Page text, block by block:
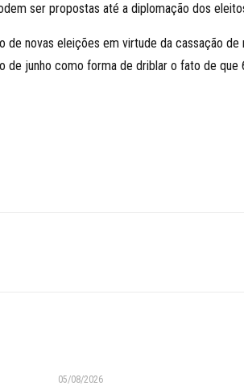
ser propostas até a diplomação dos
de novas eleições em virtude da cassação
de junho como forma de driblar o fato de
05/08/2026